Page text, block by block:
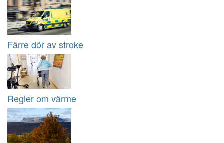
Färre dör av stroke
Regler om värme